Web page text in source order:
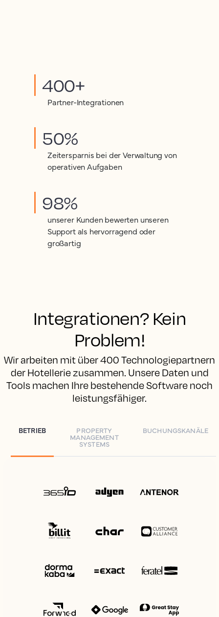
400+
Partner-Integrationen
50%
Zeitersparnis bei der Verwaltung von
operativen Aufgaben
98%
unserer Kunden bewerten unseren
Support als hervorragend oder
großartig
Integrationen? Kein
Problem!
Wir arbeiten mit über 400 Technologiepartnern
der Hotellerie zusammen. Unsere Daten und
Tools machen Ihre bestehende Software noch
leistungsfähiger.
BETRIEB PROPERTY
MANAGEMENT
SYSTEMS
BUCHUNGSKANÄLE